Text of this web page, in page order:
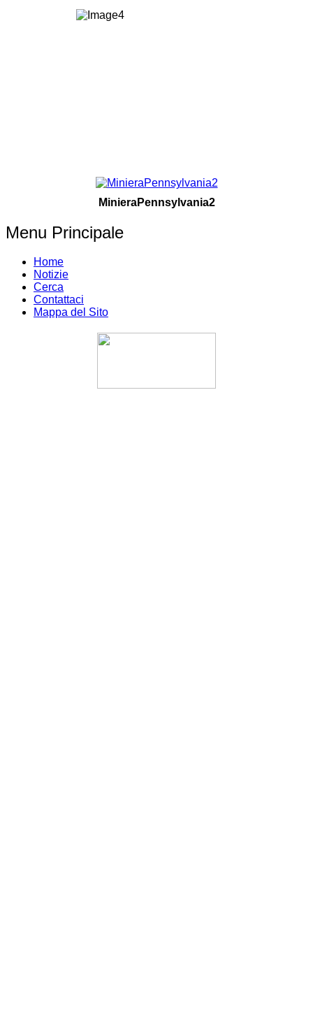
MinieraPennsylvania2
Menu Principale
Home
Notizie
Cerca
Contattaci
Mappa del Sito